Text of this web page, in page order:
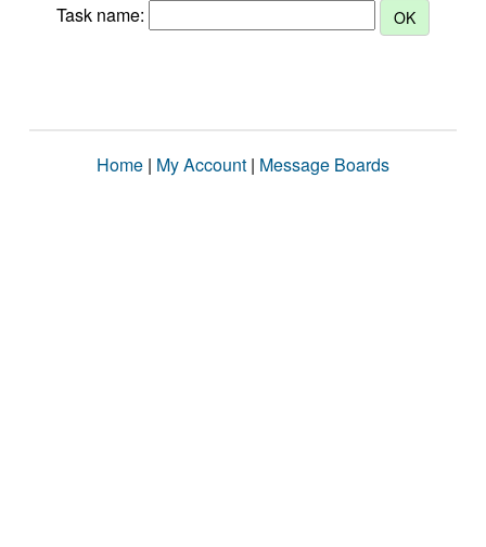
Task name:
Home | My Account | Message Boards